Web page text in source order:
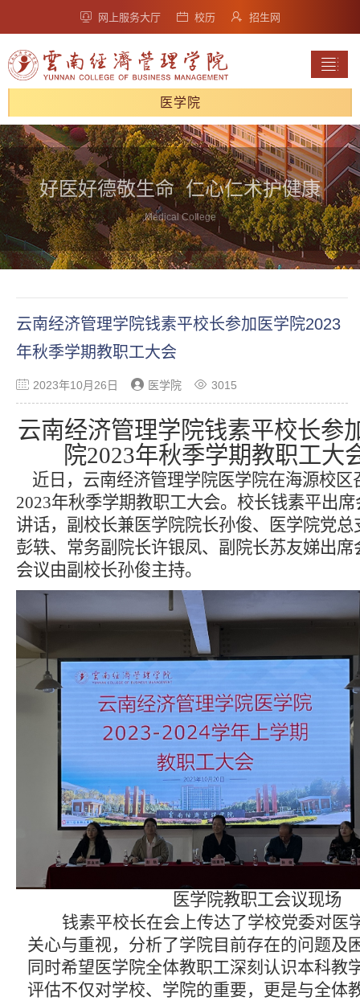
网上服务大厅 校历 招生网
医学院
好医好德敬生命 仁心仁术护健康
Medical College
云南经济管理学院钱素平校长参加医学院2023
年秋季学期教职工大会
2023年10月26日 医学院 3015
云南经济管理学院钱素平校长参
院2023年秋季学期教职工大
近日，云南经济管理学院医学院在海源校区
2023年秋季学期教职工大会。校长钱素平出席
讲话，副校长兼医学院院长孙俊、医学院党总
彭轶、常务副院长许银凤、副院长苏友娣出席
会议由副校长孙俊主持。
医学院教职工会议现场
钱素平校长在会上传达了学校党委对医
关心与重视，分析了学院目前存在的问题及
同时希望医学院全体教职工深刻认识本科教
评估不仅对学校、学院的重要，更是与全体